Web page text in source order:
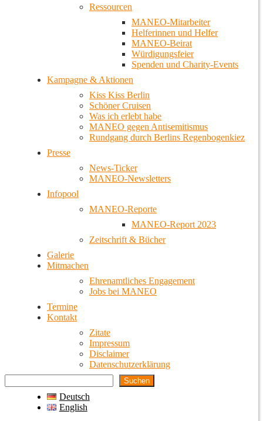
Ressourcen
MANEO-Mitarbeiter
Helferinnen und Helfer
MANEO-Beirat
Würdigungsfeier
Spenden und Charity-Events
Kampagne & Aktionen
Kiss Kiss Berlin
Schöner Cruisen
Was ich erlebt habe
MANEO gegen Antisemitismus
Rundgang durch Berlins Regenbogenkiez
Presse
News-Ticker
MANEO-Newsletters
Infopool
MANEO-Reporte
MANEO-Report 2023
Zeitschrift & Bücher
Galerie
Mitmachen
Ehrenamtliches Engagement
Jobs bei MANEO
Termine
Kontakt
Zitate
Impressum
Disclaimer
Datenschutzerklärung
Suchen
Deutsch
English